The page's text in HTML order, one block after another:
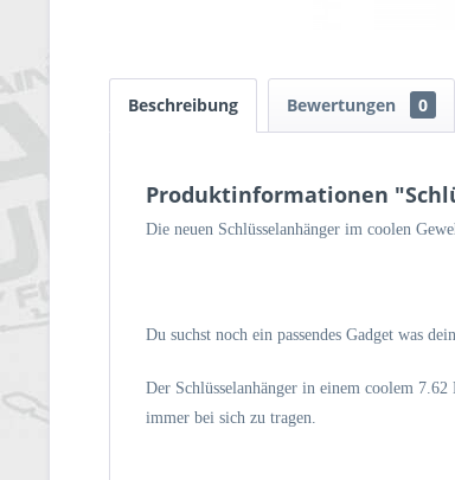
Beschreibung Bewertungen 0
Produktinformationen
Die neuen Schlüsselanhänger im coolen
Du suchst noch ein passendes Gadget was
Der Schlüsselanhänger in einem coolem
immer bei sich zu tragen.